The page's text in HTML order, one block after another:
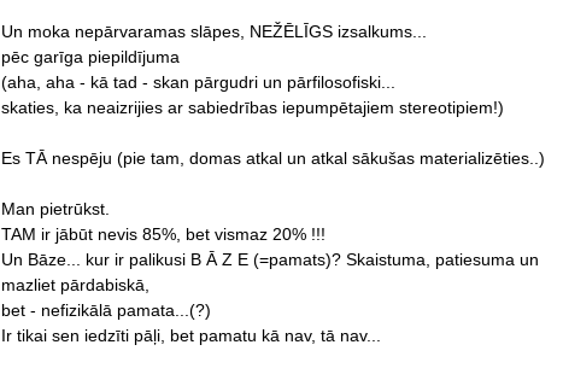
Un moka nepārvaramas slāpes, NEŽĒLĪGS izsalkums...
pēc garīga piepildījuma
(aha, aha - kā tad - skan pārgudri un pārfilosofiski...
skaties, ka neaizrijies ar sabiedrības iepumpētajiem stereotipiem!)
Es TĀ nespēju (pie tam, domas atkal un atkal sākušas materializēties..)
Man pietrūkst.
TAM ir jābūt nevis 85%, bet vismaz 20% !!!
Un Bāze... kur ir palikusi B Ā Z E (=pamats)? Skaistuma, patiesuma un
mazliet pārdabiskā,
bet - nefizikālā pamata...(?)
Ir tikai sen iedzīti pāļi, bet pamatu kā nav, tā nav...